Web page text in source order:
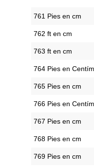
761 Pies en cm
762 ft en cm
763 ft en cm
764 Pies en
765 Pies en cm
766 Pies en
767 Pies en cm
768 Pies en cm
769 Pies en cm